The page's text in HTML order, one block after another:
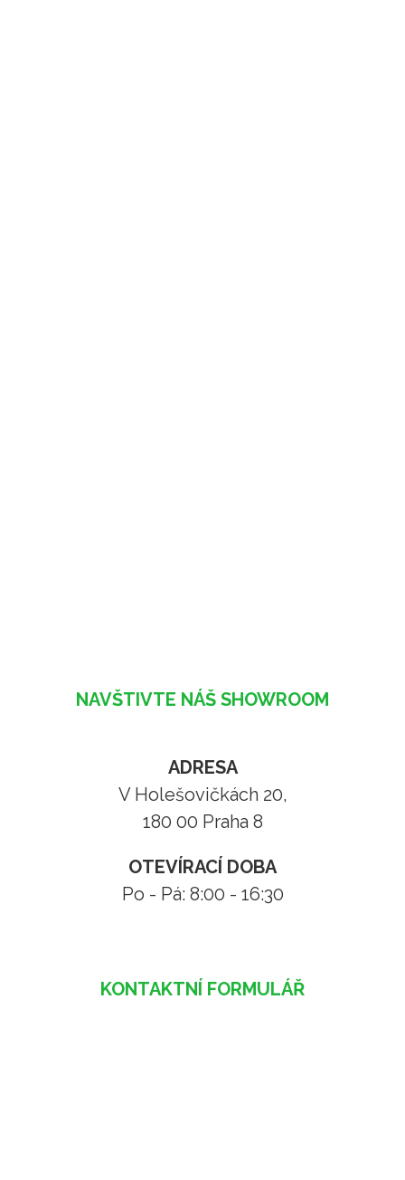
NAVŠTIVTE NÁŠ SHOWROOM
ADRESA
V Holešovičkách 20,
180 00 Praha 8
OTEVÍRACÍ DOBA
Po - Pá: 8:00 - 16:30
KONTAKTNÍ FORMULÁŘ